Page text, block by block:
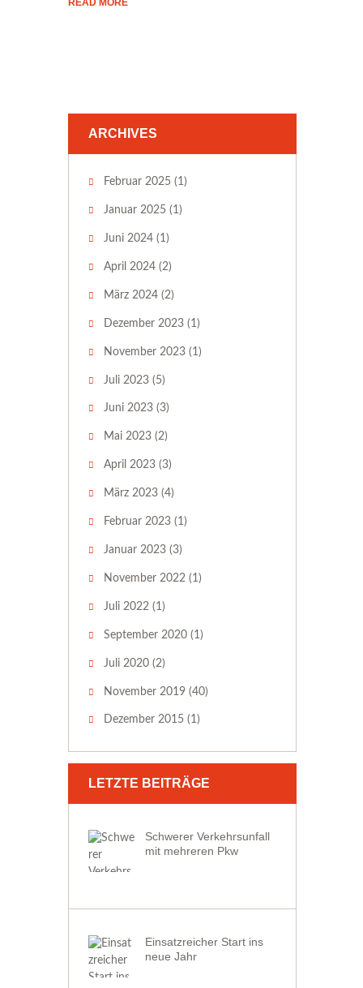
READ MORE
ARCHIVES
Februar 2025 (1)
Januar 2025 (1)
Juni 2024 (1)
April 2024 (2)
März 2024 (2)
Dezember 2023 (1)
November 2023 (1)
Juli 2023 (5)
Juni 2023 (3)
Mai 2023 (2)
April 2023 (3)
März 2023 (4)
Februar 2023 (1)
Januar 2023 (3)
November 2022 (1)
Juli 2022 (1)
September 2020 (1)
Juli 2020 (2)
November 2019 (40)
Dezember 2015 (1)
LETZTE BEITRÄGE
Schwerer Verkehrsunfall
mit mehreren Pkw
Einsatzreicher Start ins
neue Jahr